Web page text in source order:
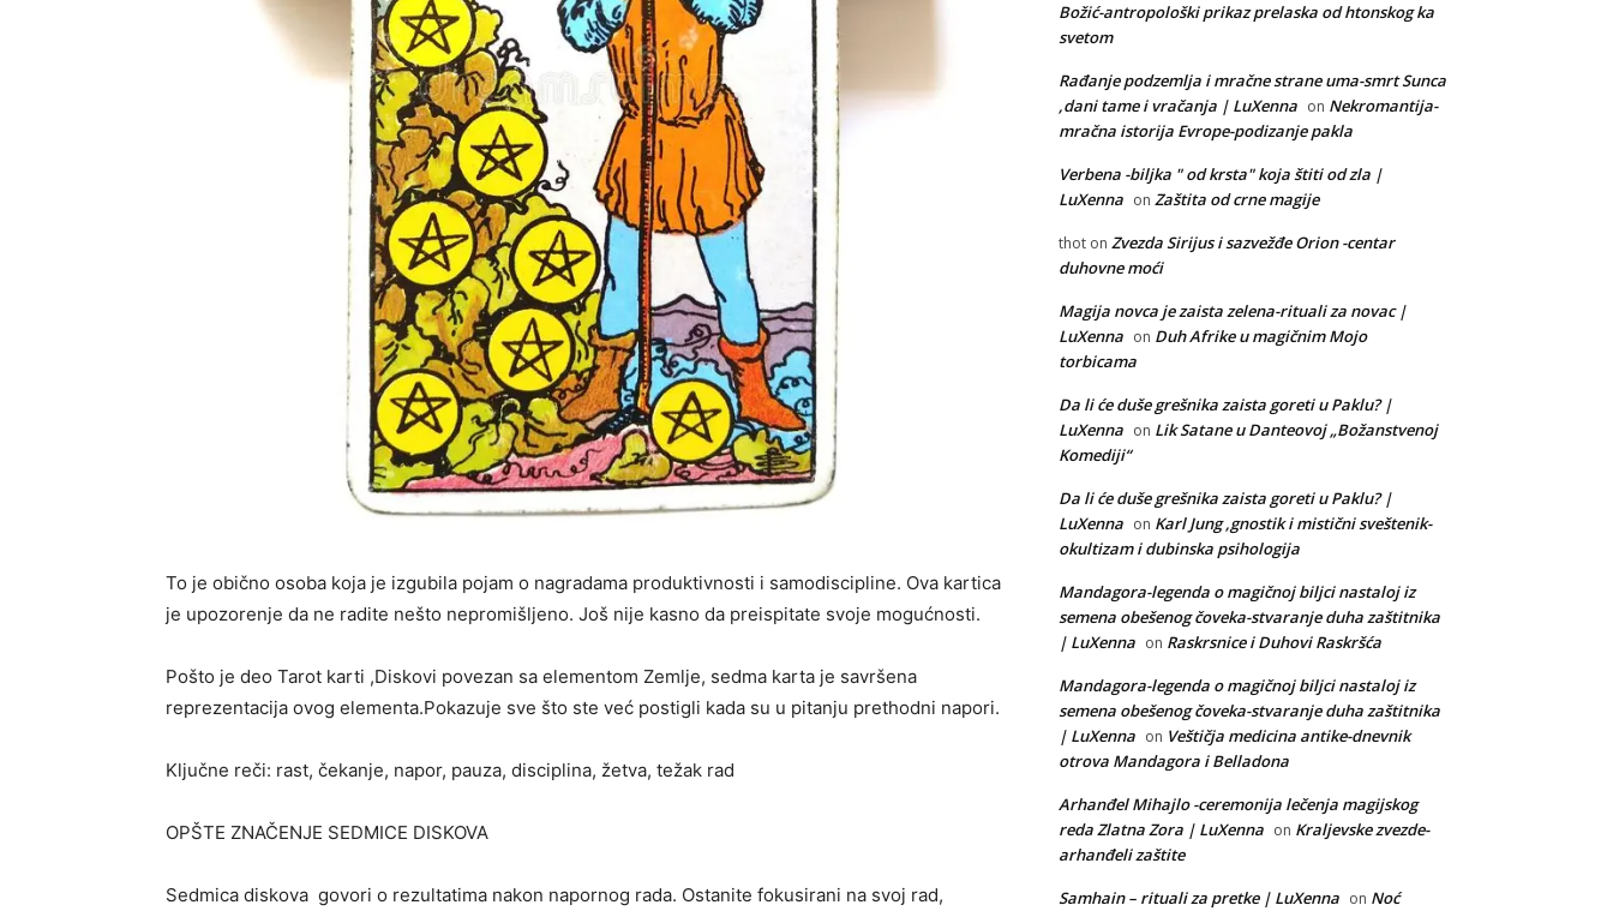
To je obično osoba koja je izgubila pojam o nagradama produktivnosti i samodiscipline. Ova kartica
je upozorenje da ne radite nešto nepromišljeno. Još nije kasno da preispitate svoje mogućnosti.
Pošto je deo Tarot karti ,Diskovi povezan sa elementom Zemlje, sedma karta je savršena
reprezentacija ovog elementa.Pokazuje sve što ste već postigli kada su u pitanju prethodni napori.
Ključne reči: rast, čekanje, napor, pauza, disciplina, žetva, težak rad
OPŠTE ZNAČENJE SEDMICE DISKOVA
Sedmica diskova govori o rezultatima nakon napornog rada. Ostanite fokusirani na svoj rad,
Božić-antropološki prikaz prelaska od htonskog ka
svetom
Rađanje podzemlja i mračne strane uma-smrt Sunca
,dani tame i vračanja | LuXenna on Nekromantija-
mračna istorija Evrope-podizanje pakla
Verbena -biljka " od krsta" koja štiti od zla |
LuXenna on Zaštita od crne magije
thot on Zvezda Sirijus i sazvežđe Orion -centar
duhovne moći
Magija novca je zaista zelena-rituali za novac |
LuXenna on Duh Afrike u magičnim Mojo
torbicama
Da li će duše grešnika zaista goreti u Paklu? |
LuXenna on Lik Satane u Danteovoj „Božanstvenoj
Komediji“
Da li će duše grešnika zaista goreti u Paklu? |
LuXenna on Karl Jung ,gnostik i mistični sveštenik-
okultizam i dubinska psihologija
Mandagora-legenda o magičnoj biljci nastaloj iz
semena obešenog čoveka-stvaranje duha zaštitnika
| LuXenna on Raskrsnice i Duhovi Raskršća
Mandagora-legenda o magičnoj biljci nastaloj iz
semena obešenog čoveka-stvaranje duha zaštitnika
| LuXenna on Veštičja medicina antike-dnevnik
otrova Mandagora i Belladona
Arhanđel Mihajlo -ceremonija lečenja magijskog
reda Zlatna Zora | LuXenna on Kraljevske zvezde-
arhanđeli zaštite
Samhain – rituali za pretke | LuXenna on Noć